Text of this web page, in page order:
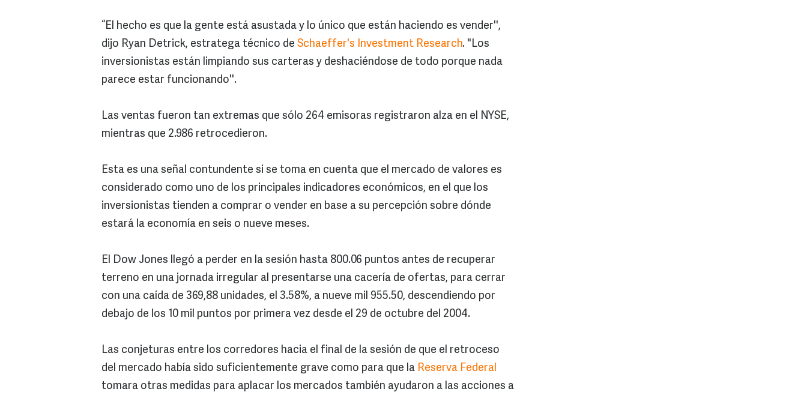
“El hecho es que la gente está asustada y lo único que están haciendo es vender'',
dijo Ryan Detrick, estratega técnico de Schaeffer's Investment Research. "Los
inversionistas están limpiando sus carteras y deshaciéndose de todo porque nada
parece estar funcionando''.
Las ventas fueron tan extremas que sólo 264 emisoras registraron alza en el NYSE,
mientras que 2.986 retrocedieron.
Esta es una señal contundente si se toma en cuenta que el mercado de valores es
considerado como uno de los principales indicadores económicos, en el que los
inversionistas tienden a comprar o vender en base a su percepción sobre dónde
estará la economía en seis o nueve meses.
El Dow Jones llegó a perder en la sesión hasta 800.06 puntos antes de recuperar
terreno en una jornada irregular al presentarse una cacería de ofertas, para cerrar
con una caída de 369,88 unidades, el 3.58%, a nueve mil 955.50, descendiendo por
debajo de los 10 mil puntos por primera vez desde el 29 de octubre del 2004.
Las conjeturas entre los corredores hacia el final de la sesión de que el retroceso
del mercado había sido suficientemente grave como para que la Reserva Federal
tomara otras medidas para aplacar los mercados también ayudaron a las acciones a